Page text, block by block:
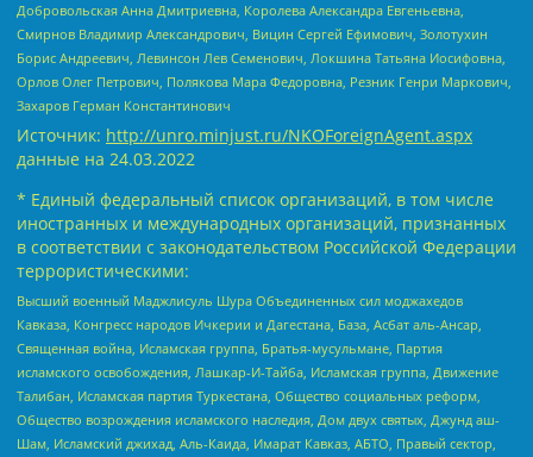
Добровольская Анна Дмитриевна, Королева Александра Евгеньевна,
Смирнов Владимир Александрович, Вицин Сергей Ефимович, Золотухин
Борис Андреевич, Левинсон Лев Семенович, Локшина Татьяна Иосифовна,
Орлов Олег Петрович, Полякова Мара Федоровна, Резник Генри Маркович,
Захаров Герман Константинович
Источник: http://unro.minjust.ru/NKOForeignAgent.aspx
данные на 24.03.2022
* Единый федеральный список организаций, в том числе
иностранных и международных организаций, признанных
в соответствии с законодательством Российской Федерации
террористическими:
Высший военный Маджлисуль Шура Объединенных сил моджахедов
Кавказа, Конгресс народов Ичкерии и Дагестана, База, Асбат аль-Ансар,
Священная война, Исламская группа, Братья-мусульмане, Партия
исламского освобождения, Лашкар-И-Тайба, Исламская группа, Движение
Талибан, Исламская партия Туркестана, Общество социальных реформ,
Общество возрождения исламского наследия, Дом двух святых, Джунд аш-
Шам, Исламский джихад, Аль-Каида, Имарат Кавказ, АБТО, Правый сектор,